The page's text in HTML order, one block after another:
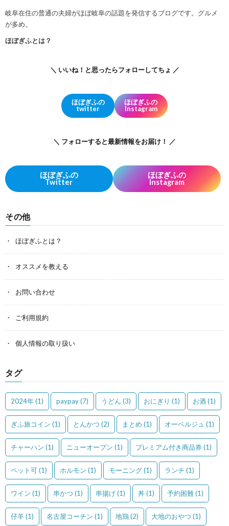
岐阜在住の普通の夫婦がほぼ岐阜の話題を発信するブログです。グルメ
が多め。
ほぼぎふとは？
＼ いいね！と思ったらフォローしてちょ ／
ほぼぎふの
twitter
ほぼぎふの
Instagram
＼ フォローすると最新情報をお届け！ ／
ほぼぎふの
Twitter
ほぼぎふの
Instagram
その他
ほぼぎふとは？
オススメを教える
お問い合わせ
ご利用規約
個人情報の取り扱い
タグ
2024年(1) paypay(7) うどん (3) おにぎり (1) お酒(1)
ぎふ旅コイン (1) とんかつ (2) まとめ (1) オーベルジュ (1)
チャーハン (1) ニューオープン (1) プレミアム付き商品券(1)
ペット可(1) ホルモン (1) モーニング(1) ランチ (1)
ワイン (1) 串かつ (1) 串揚げ(1) 丼(1) 予約困難(1)
仔羊(1) 名古屋コーチン (1) 地鶏(2) 大地のおやつ (1)